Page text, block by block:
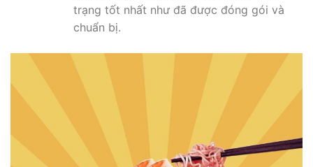
trạng tốt nhất như đã được đóng gói và
chuẩn bị.